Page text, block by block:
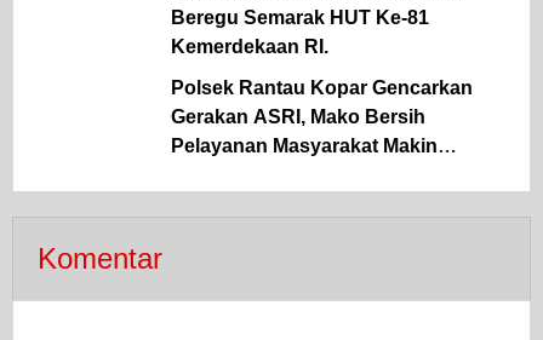
Beregu Semarak HUT Ke-81
Kemerdekaan RI.
Polsek Rantau Kopar Gencarkan
Gerakan ASRI, Mako Bersih
Pelayanan Masyarakat Makin
Komentar